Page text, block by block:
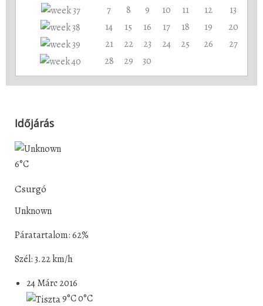
7
8 9 10 11 12
13
14
15 16 17 18 19
20
21
22 23 24 25 26
27
28
29 30
Időjárás
6°C
Csurgó
Unknown
Páratartalom: 62%
Szél: 3.22 km/h
24 Márc 2016
9°C0°C